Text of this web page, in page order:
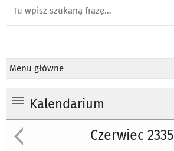
Menu główne
Kalendarium
Czerwiec 2335